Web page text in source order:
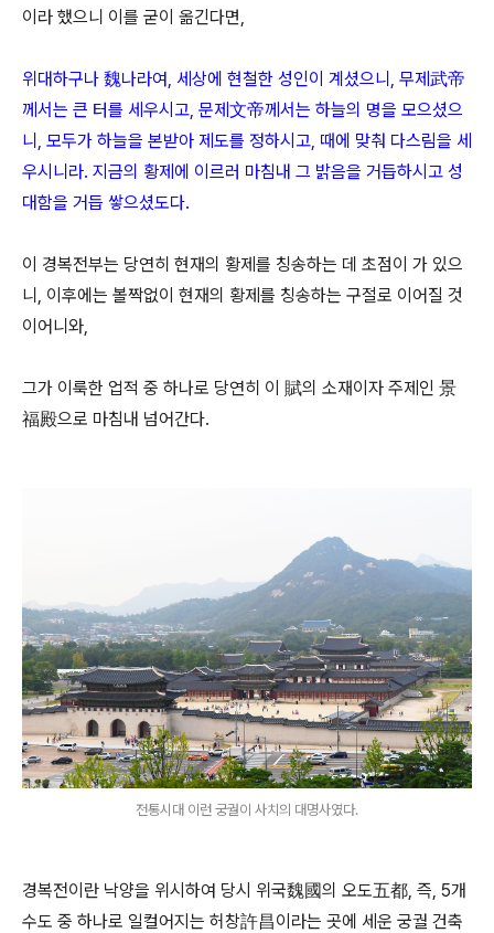
이라 했으니 이를 굳이 옮긴다면,
위대하구나 魏나라여, 세상에 현철한 성인이 계셨으니, 무제武帝
께서는 큰 터를 세우시고, 문제文帝께서는 하늘의 명을 모으셨으
니, 모두가 하늘을 본받아 제도를 정하시고, 때에 맞춰 다스림을 세
우시니라. 지금의 황제에 이르러 마침내 그 밝음을 거듭하시고 성
대함을 거듭 쌓으셨도다.
이 경복전부는 당연히 현재의 황제를 칭송하는 데 초점이 가 있으
니, 이후에는 볼짝없이 현재의 황제를 칭송하는 구절로 이어질 것
이어니와,
그가 이룩한 업적 중 하나로 당연히 이 賦의 소재이자 주제인 景
福殿으로 마침내 넘어간다.
전통시대 이런 궁궐이 사치의 대명사였다.
경복전이란 낙양을 위시하여 당시 위국魏國의 오도五都, 즉, 5개
수도 중 하나로 일컬어지는 허창許昌이라는 곳에 세운 궁궐 건축